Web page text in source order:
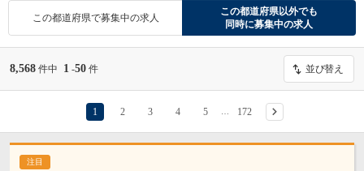
この都道府県で募集中の求人
この都道府県以外でも
同時に募集中の求人
8,568 件中 1 -50 件 並び替え
1 2 3 4 5 172